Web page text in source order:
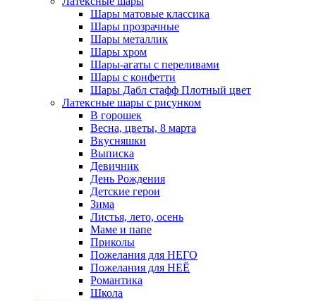
Шары матовые классика
Шары прозрачные
Шары металлик
Шары хром
Шары-агаты с переливами
Шары с конфетти
Шары Дабл стафф Плотный цвет
Латексные шары с рисунком
В горошек
Весна, цветы, 8 марта
Вкусняшки
Выписка
Девичник
День Рождения
Детские герои
Зима
Листья, лето, осень
Маме и папе
Приколы
Пожелания для НЕГО
Пожелания для НЕЁ
Романтика
Школа